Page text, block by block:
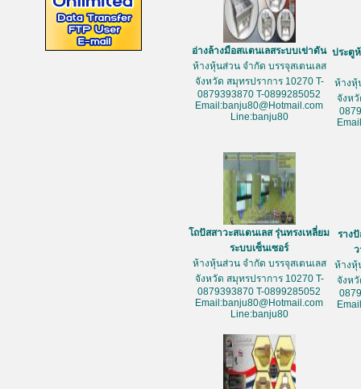
อ่างล้างมือสแตนเลสระบบเข่าดัน
ห้างหุ้นส่วน จำกัด บรรจุสเตนเลส
จังหวัด สมุทรปราการ 10270 T-
0879393870 T-0899285052
Email:banju80@Hotmail.com
Line:banju80
ประตู
ห้างหุ้
จังห
โถปัสสาวะสแตนเลส รุ่นทรงเหลี่ยม
ระบบเซ็นเซอร์
ห้างหุ้นส่วน จำกัด บรรจุสเตนเลส
จังหวัด สมุทรปราการ 10270 T-
0879393870 T-0899285052
Email:banju80@Hotmail.com
Line:banju80
ราง
ห้างหุ้
จังห